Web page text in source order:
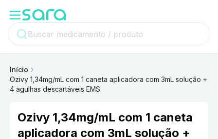
Início
Ozivy 1,34mg/mL com 1 caneta aplicadora com 3mL solução +
4 agulhas descartáveis EMS
Ozivy 1,34mg/mL com 1 caneta
aplicadora com 3mL solução +